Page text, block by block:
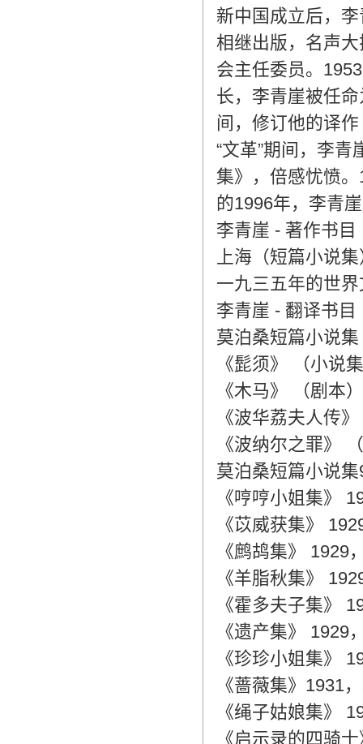
新中国成立后，
相继出版，名声
会主任委员。
长，李青崖被任
间，修订他的译
“文革”期间，李
集》，倍感忧愤
的1996年，李青
李青崖 - 著作书目
上海（短篇小说
一九三五年的世
李青崖 - 翻译书目
莫泊桑短篇小说
《髭须》 （小说
《木马》 （剧本
《波华荔夫人传
《波纳尔之罪》
莫泊桑短篇小说
《哼哼小姐集》
《苡威获集》
《鹧鸪集》 1929
《羊脂秋集》
《霍多夫子集》
《遗产集》 1929
《珍珍小姐集》
《蔷薇集》1931
《绳子姑娘集》
《启示录的四骑